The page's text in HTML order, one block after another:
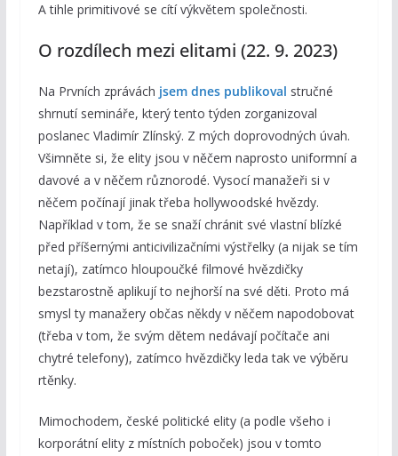
A tihle primitivové se cítí výkvětem společnosti.
O rozdílech mezi elitami (22. 9. 2023)
Na Prvních zprávách jsem dnes publikoval stručné
shrnutí semináře, který tento týden zorganizoval
poslanec Vladimír Zlínský. Z mých doprovodných úvah.
Všimněte si, že elity jsou v něčem naprosto uniformní a
davové a v něčem různorodé. Vysocí manažeři si v
něčem počínají jinak třeba hollywoodské hvězdy.
Například v tom, že se snaží chránit své vlastní blízké
před příšernými anticivilizačními výstřelky (a nijak se tím
netají), zatímco hloupoučké filmové hvězdičky
bezstarostně aplikují to nejhorší na své děti. Proto má
smysl ty manažery občas někdy v něčem napodobovat
(třeba v tom, že svým dětem nedávají počítače ani
chytré telefony), zatímco hvězdičky leda tak ve výběru
rtěnky.
Mimochodem, české politické elity (a podle všeho i
korporátní elity z místních poboček) jsou v tomto